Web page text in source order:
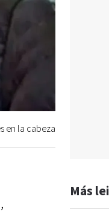
en la cabeza
Más